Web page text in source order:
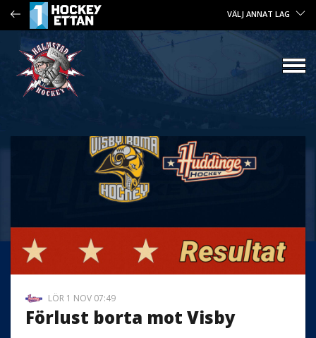
VÄLJ ANNAT LAG
LÖR 1 NOV 07:49
Förlust borta mot Visby